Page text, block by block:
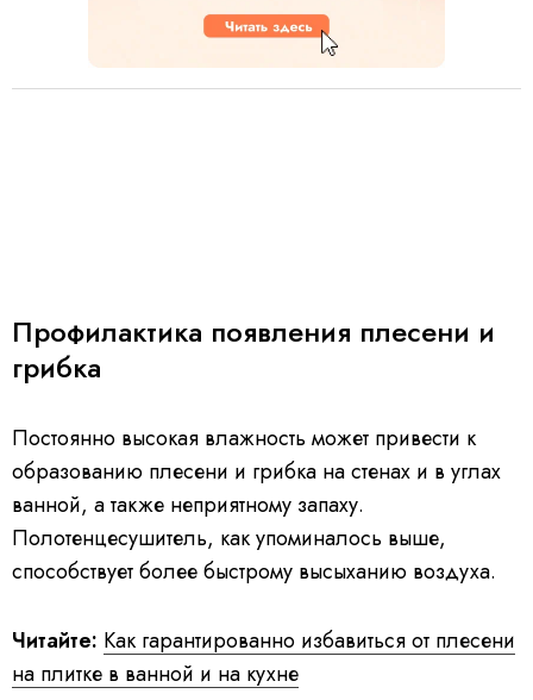
Профилактика появления плесени и
грибка
Постоянно высокая влажность может привести к
образованию плесени и грибка на стенах и в углах
ванной, а также неприятному запаху.
Полотенцесушитель, как упоминалось выше,
способствует более быстрому высыханию воздуха.
Читайте: Как гарантированно избавиться от плесени
на плитке в ванной и на кухне